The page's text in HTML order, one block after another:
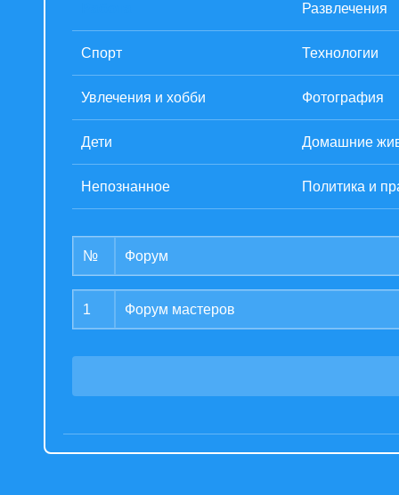
Развлечения
Спорт Технологии
Увлечения и хобби Фотография
Дети Домашние
Непознанное Политика и
№ Форум
1 Форум мастеров